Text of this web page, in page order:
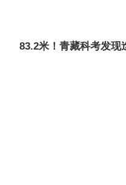
83.2米！青藏科考发现